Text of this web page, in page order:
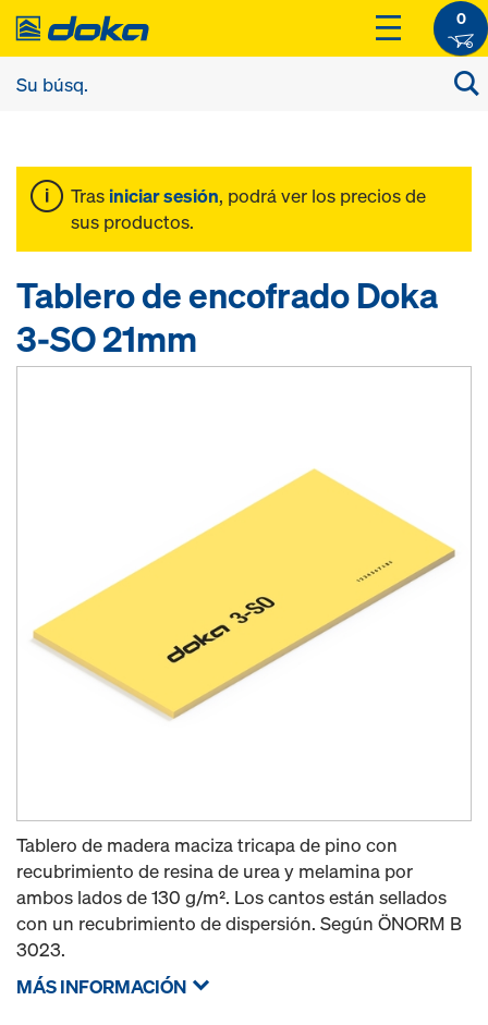
0
Tras iniciar sesión, podrá ver los precios de
sus productos.
Tablero de encofrado Doka
3-SO 21mm
Tablero de madera maciza tricapa de pino con
recubrimiento de resina de urea y melamina por
ambos lados de 130 g/m². Los cantos están sellados
con un recubrimiento de dispersión. Según ÖNORM B
3023.
MÁS INFORMACIÓN